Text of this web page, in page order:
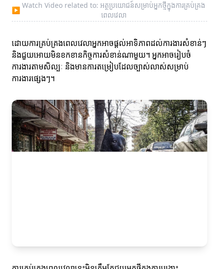
▶
Watch Video related to: អត្ថប្រយោជន៍សម្រាប់អ្នកថ្មីក្នុងការគ្រប់គ្រង
ពេលវេលា
ដោយការគ្រប់គ្រងពេលវេលាអ្នកអាចផ្ដល់អាទិភាពដល់ការងារសំខាន់ៗ
និងជួយអោយមិនខកខានកិច្ចការសំខាន់ណាមួយ។ អ្នកអាចរៀបចំ
ការងារតាមសិល្បៈ និងមានការតម្រៀបដែលច្បាស់លាស់សម្រាប់
ការងារផ្សេងៗ។